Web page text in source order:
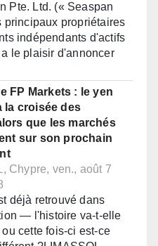
Pte. Ltd. (« Seaspan
principaux propriétaires
indépendants d'actifs
le plaisir d'annoncer
FP Markets : le yen
la croisée des
que les marchés
sur son prochain
Chypre, ven., août 7
déjà retrouvé dans
— l'histoire va-t-elle
ou cette fois-ci est-ce